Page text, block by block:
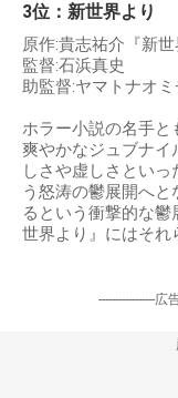
3位：新世界より
原作:貴志祐介『新世
監督:石浜真史
助監督:ヤマトナオミ
ホラー小説の名手と
爽やかなジュブナイ
しさや虚しさとい
う怒涛の鬱展開へ
るという衝撃的な
世界より』にはそれ
-----------------